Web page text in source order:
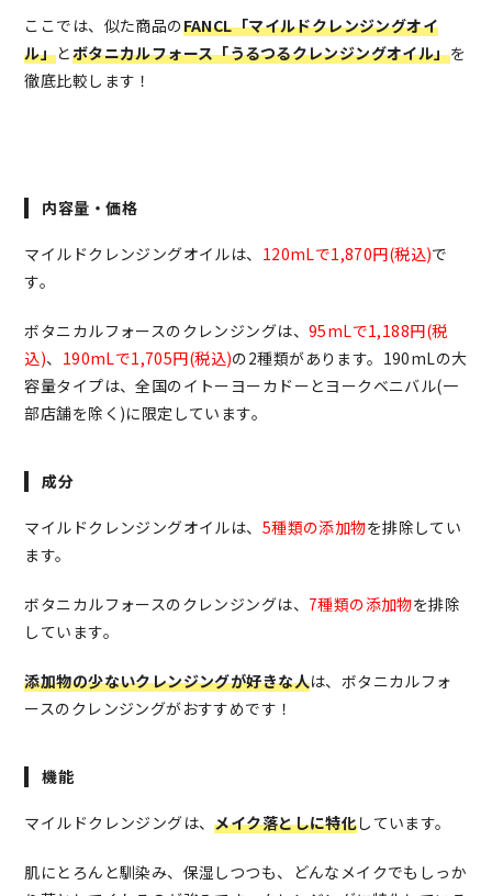
ここでは、似た商品のFANCL「マイルドクレンジングオイ
ル」とボタニカルフォース「うるつるクレンジングオイル」を
徹底比較します！
内容量・価格
マイルドクレンジングオイルは、 120mLで1,870円(税込)で
す。
ボタニカルフォースのクレンジングは、 95mLで1,188円(税
込)、 190mLで1,705円(税込)の2種類があります。190mLの大
容量タイプは、全国のイトーヨーカドーとヨークベニバル(一
部店舗を除く)に限定しています。
成分
マイルドクレンジングオイルは、 5種類の添加物を排除してい
ます。
ボタニカルフォースのクレンジングは、 7種類の添加物を排除
しています。
添加物の少ないクレンジングが好きな人は、ボタニカルフォ
ースのクレンジングがおすすめです！
機能
マイルドクレンジングは、メイク落としに特化しています。
肌にとろんと馴染み、保湿しつつも、どんなメイクでもしっか